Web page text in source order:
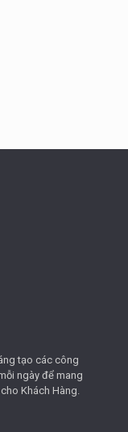
tạo các công
ngày để mang
Khách Hàng.